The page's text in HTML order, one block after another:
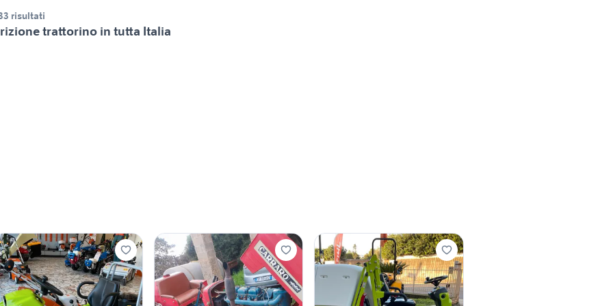
risultati
trattorino in tutta Italia